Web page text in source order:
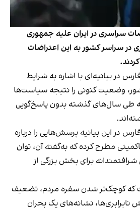
سراسری در ایران علیه جمهوری
در سراسر کشور به این اعتراضات
در بیانیه‌ای با اشاره به شرایط
وضعیت کنونی را نتیجه سیاست‌ها
طی سال‌های گذشته بدون پاسخ‌گویی
در این بیانیه پرسش‌هایی را درباره
مطرح کرده که به‌گفته آن، توان
برای بخش بزرگی از
که کوچک‌تر شدن سفره مردم، تضعیف
نشانه‌های یک بحران